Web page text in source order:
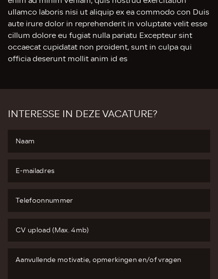
ullamco laboris nisi ut aliquip ex ea commodo con Duis
aute irure dolor in reprehenderit in voluptate velit esse
cillum dolore eu fugiat nulla pariatu Excepteur sint
occaecat cupidatat non proident, sunt in culpa qui
officia deserunt mollit anim id es
INTERESSE IN DEZE VACATURE?
CV upload (Max. 4mb)